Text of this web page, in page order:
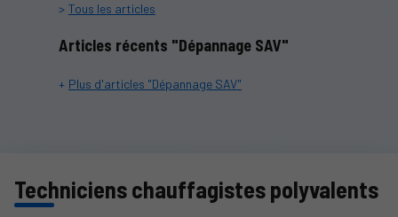
Tous les articles
Articles récents "Dépannage SAV"
Plus d'articles "Dépannage SAV"
Techniciens chauffagistes polyvalents